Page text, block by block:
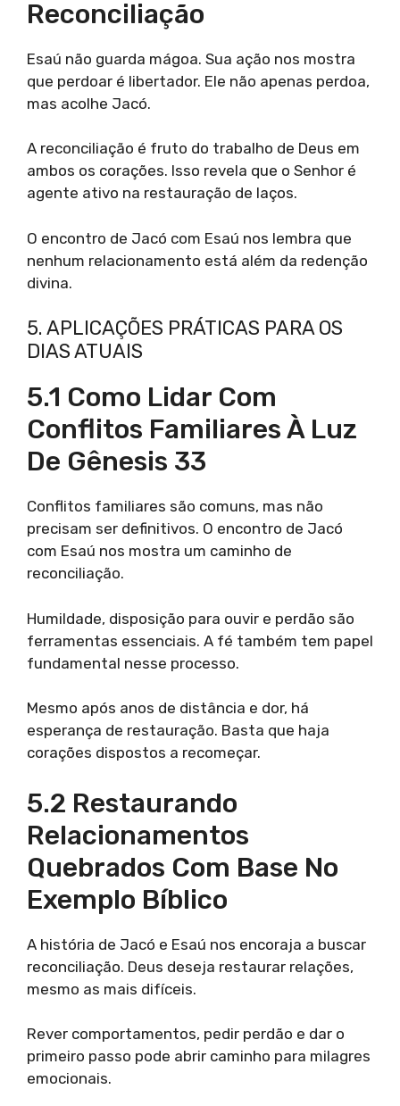
Reconciliação
Esaú não guarda mágoa. Sua ação nos mostra
que perdoar é libertador. Ele não apenas perdoa,
mas acolhe Jacó.
A reconciliação é fruto do trabalho de Deus em
ambos os corações. Isso revela que o Senhor é
agente ativo na restauração de laços.
O encontro de Jacó com Esaú nos lembra que
nenhum relacionamento está além da redenção
divina.
5. APLICAÇÕES PRÁTICAS PARA OS
DIAS ATUAIS
5.1 Como Lidar Com
Conflitos Familiares À Luz
De Gênesis 33
Conflitos familiares são comuns, mas não
precisam ser definitivos. O encontro de Jacó
com Esaú nos mostra um caminho de
reconciliação.
Humildade, disposição para ouvir e perdão são
ferramentas essenciais. A fé também tem papel
fundamental nesse processo.
Mesmo após anos de distância e dor, há
esperança de restauração. Basta que haja
corações dispostos a recomeçar.
5.2 Restaurando
Relacionamentos
Quebrados Com Base No
Exemplo Bíblico
A história de Jacó e Esaú nos encoraja a buscar
reconciliação. Deus deseja restaurar relações,
mesmo as mais difíceis.
Rever comportamentos, pedir perdão e dar o
primeiro passo pode abrir caminho para milagres
emocionais.